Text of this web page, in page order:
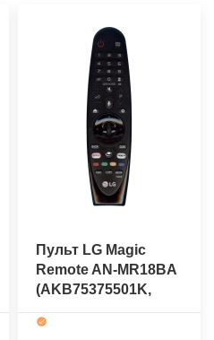
Пульт LG Magic
Remote AN-MR18BA
(AKB75375501K,
Netflix) (голосовое
управление)